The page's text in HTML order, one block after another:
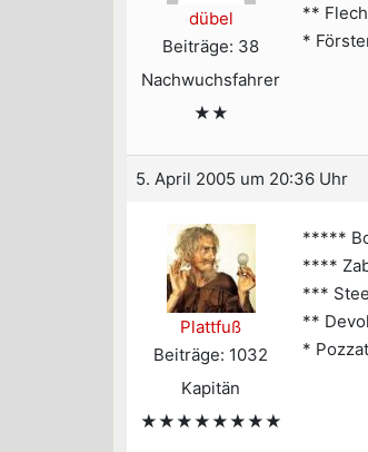
dübel
Beiträge: 38
Nachwuchsfahrer
★★
**
*
5. April 2005 um 20:36 Uhr
Plattfuß
Beiträge: 1032
Kapitän
★★★★★★★★
*****
****
***
**
*